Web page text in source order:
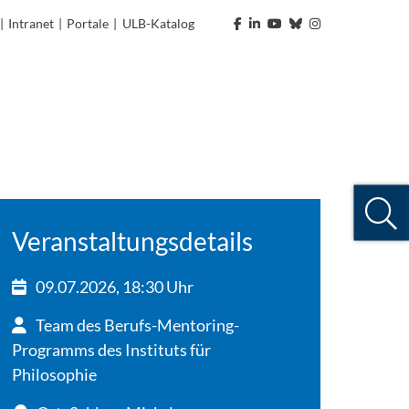
| Intranet | Portale | ULB-Katalog
Veranstaltungsdetails
09.07.2026, 18:30 Uhr
Team des Berufs-Mentoring-
Programms des Instituts für
Philosophie